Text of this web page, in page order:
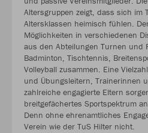
Altersgruppen zeigt, dass sich im
Altersklassen heimisch fühlen.
Möglichkeiten in verschiedenen
aus den Abteilungen Turnen und
Badminton, Tischtennis,
Volleyball zusammen. Eine
und Übungsleitern, Trainerinnen
zahlreiche engagierte Eltern
breitgefächertes Sportspektrum
Denn ohne ehrenamtliches
Verein wie der TuS Hilter nicht.